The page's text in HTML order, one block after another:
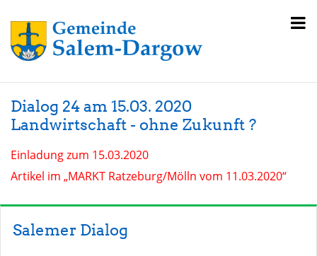
Dialog 24 am 15.03. 2020
Landwirtschaft - ohne Zukunft ?
Einladung zum 15.03.2020
Artikel im „MARKT Ratzeburg/Mölln vom 11.03.2020“
Salemer Dialog